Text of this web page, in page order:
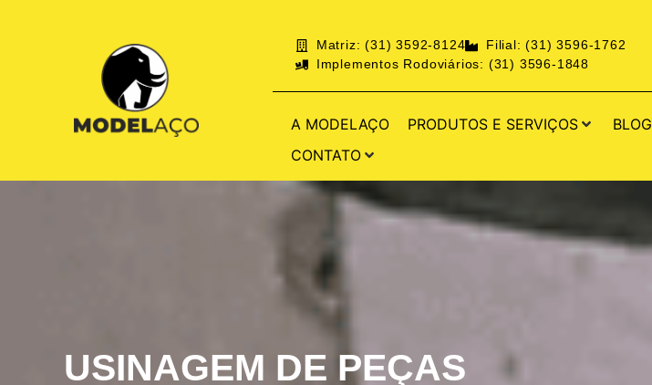
Matriz: (31) 3592-8124
Filial: (31) 3596-1762
Implementos Rodoviários: (31) 3596-1848
A MODELAÇO PRODUTOS E SERVIÇOS BLOG
CONTATO
USINAGEM DE PEÇAS